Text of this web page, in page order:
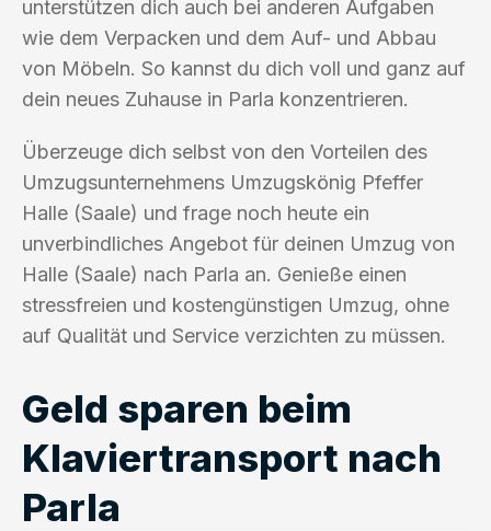
unterstützen dich auch bei anderen Aufgaben
wie dem Verpacken und dem Auf- und Abbau
von Möbeln. So kannst du dich voll und ganz auf
dein neues Zuhause in Parla konzentrieren.
Überzeuge dich selbst von den Vorteilen des
Umzugsunternehmens Umzugskönig Pfeffer
Halle (Saale) und frage noch heute ein
unverbindliches Angebot für deinen Umzug von
Halle (Saale) nach Parla an. Genieße einen
stressfreien und kostengünstigen Umzug, ohne
auf Qualität und Service verzichten zu müssen.
Geld sparen beim
Klaviertransport nach
Parla